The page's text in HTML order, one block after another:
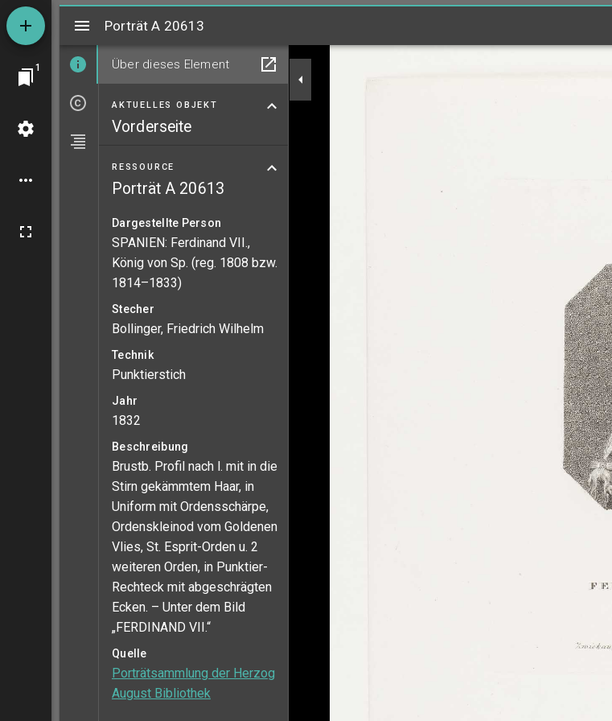
1
MiradorPorträt A 20613
Über dieses Element
AKTUELLES OBJEKT
Vorderseite
RESSOURCE
Porträt A 20613
Dargestellte Person
SPANIEN: Ferdinand VII.,
König von Sp. (reg. 1808 bzw.
1814–1833)
Stecher
Bollinger, Friedrich Wilhelm
Technik
Punktierstich
Jahr
1832
Beschreibung
Brustb. Profil nach l. mit in die
Stirn gekämmtem Haar, in
Uniform mit Ordensschärpe,
Ordenskleinod vom Goldenen
Vlies, St. Esprit-Orden u. 2
weiteren Orden, in Punktier-
Rechteck mit abgeschrägten
Ecken. – Unter dem Bild
„FERDINAND VII.“
Quelle
Porträtsammlung der Herzog
August Bibliothek
Porträt A 20613